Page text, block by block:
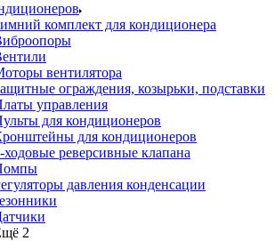
комплект для кондиционера
вентилятора
ограждения, козырьки, подставки
управления
для кондиционеров
для кондиционеров
ходовые реверсивные клапана
давления конденсации
2